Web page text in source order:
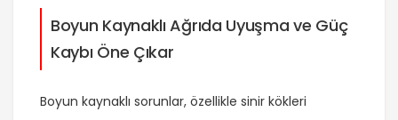
Boyun Kaynaklı Ağrıda Uyuşma ve Güç
Kaybı Öne Çıkar
Boyun kaynaklı sorunlar, özellikle sinir kökleri